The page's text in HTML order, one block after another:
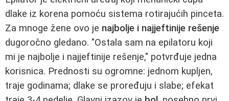
dlake iz korena pomoću sistema rotirajućih pinceta.
Za mnoge žene ovo je najbolje i najjeftinije rešenje
dugoročno gledano. "Ostala sam na epilatoru koji
mi je najbolje i najjeftinije rešenje," potvrđuje jedna
korisnica. Prednosti su ogromne: jednom kupljen,
traje godinama; dlake se proređuju i slabe; efekat